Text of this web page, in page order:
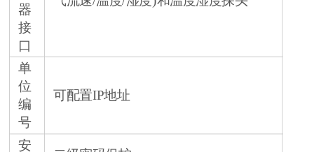
器
接
口
单
位
编
号
可配置IP地址
安